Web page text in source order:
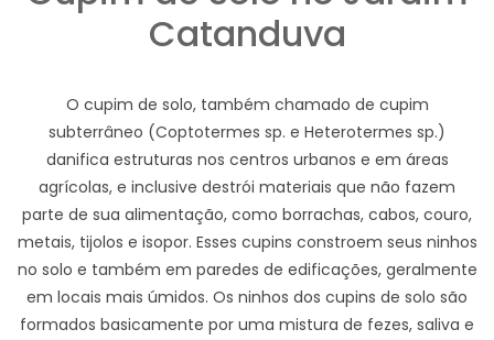
Catanduva
O cupim de solo, também chamado de cupim
subterrâneo (Coptotermes sp. e Heterotermes sp.)
danifica estruturas nos centros urbanos e em áreas
agrícolas, e inclusive destrói materiais que não fazem
parte de sua alimentação, como borrachas, cabos, couro,
metais, tijolos e isopor. Esses cupins constroem seus ninhos
no solo e também em paredes de edificações, geralmente
em locais mais úmidos. Os ninhos dos cupins de solo são
formados basicamente por uma mistura de fezes, saliva e